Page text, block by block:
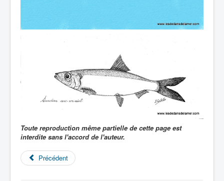
Toute reproduction même partielle de cette page est
interdite sans l'accord de l'auteur.
Précédent